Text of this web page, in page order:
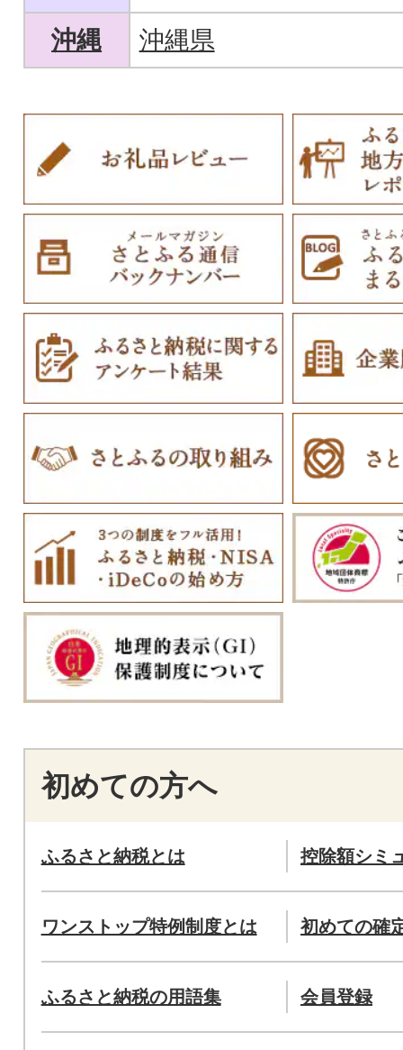
沖縄
沖縄県
初めての方へ
ふるさと納税とは 控除額シミ
ワンストップ特例制度とは 初めての確
ふるさと納税の用語集 会員登録